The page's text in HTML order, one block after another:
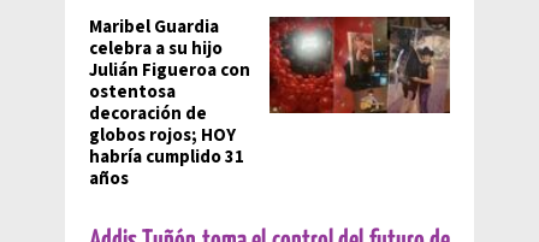
Maribel Guardia
celebra a su hijo
Julián Figueroa con
ostentosa
decoración de
globos rojos; HOY
habría cumplido 31
años